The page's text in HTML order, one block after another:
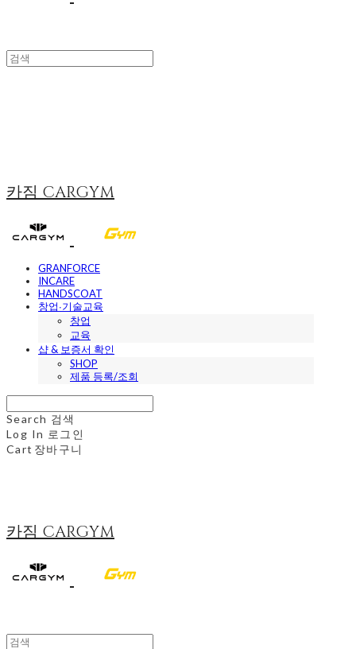
카짐 CARGYM
GRANFORCE
INCARE
HANDSCOAT
창업∙기술교육
창업
교육
샵 & 보증서 확인
SHOP
제품 등록/조회
Search 검색
Log In 로그인
Cart 장바구니
카짐 CARGYM